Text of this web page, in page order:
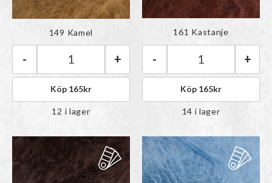
Färgen har lagts till i
paletten
Rauma Tjukk Mohair | 149 Kamel mängd
- +
149 Kamel
Köp 165kr
12 i lager
Färgen har lagts till i
paletten
Rauma Tjukk
- +
161 Kastanje
Köp 165kr
14 i lager